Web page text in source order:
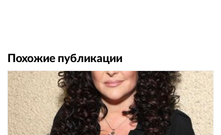
Похожие публикации